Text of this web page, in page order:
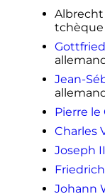
tchèque
Jean-
Pierre le
Charles
Joseph II
Johann